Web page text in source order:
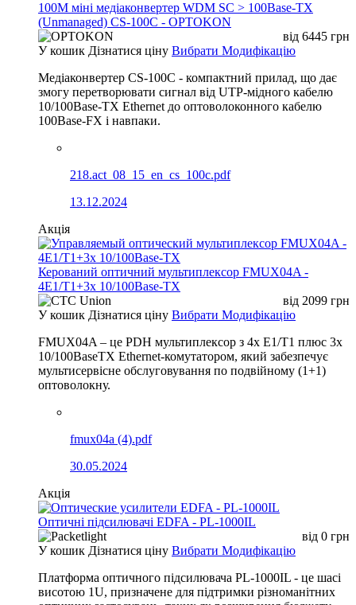
100М міні медіаконвертер WDM SC > 100Base-TX
(Unmanaged) CS-100C - OPTOKON
від 6445 грн
У кошик Дізнатися ціну Вибрати Модифікацію
Медіаконвертер CS-100C - компактний прилад, що дає
змогу перетворювати сигнал від UTP-мідного кабелю
10/100Base-TX Ethernet до оптоволоконного кабелю
100Base-FX і навпаки.
218.act_08_15_en_cs_100c.pdf
13.12.2024
Акція
Керований оптичний мультиплексор FMUX04A -
4E1/T1+3x 10/100Base-TX
від 2099 грн
У кошик Дізнатися ціну Вибрати Модифікацію
FMUX04A – це PDH мультиплексор з 4x E1/T1 плюс 3x
10/100BaseTX Ethernet-комутатором, який забезпечує
мультисервісне обслуговування по подвійному (1+1)
оптоволокну.
fmux04a (4).pdf
30.05.2024
Акція
Оптичні підсилювачі EDFA - PL-1000IL
від 0 грн
У кошик Дізнатися ціну Вибрати Модифікацію
Платформа оптичного підсилювача PL-1000IL - це шасі
висотою 1U, призначене для підтримки різноманітних